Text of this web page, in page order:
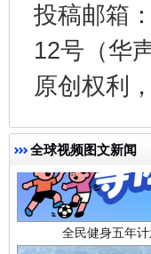
投稿邮箱
12号（华
原创权利
全球视频图文新闻
全民健身五年